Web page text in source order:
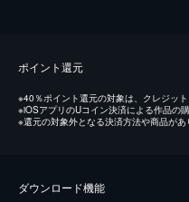
ポイント還元
※40％ポイント還元の対象は、クレジッ
※iOSアプリのUコイン決済による作品の
※還元の対象外となる決済方法や商品が
ダウンロード機能